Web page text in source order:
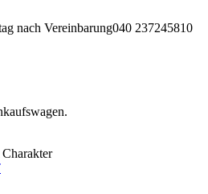
nach Vereinbarung040 237245810